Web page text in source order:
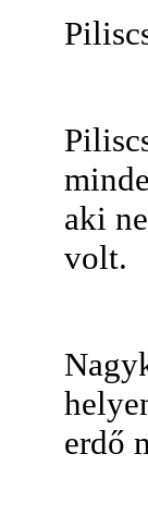
aki
volt.
erdő